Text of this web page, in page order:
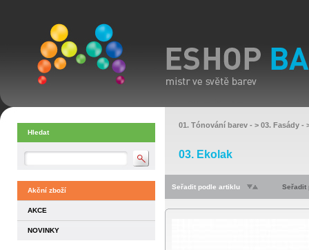
Hledat
Akční zboží
AKCE
NOVINKY
01. Tónování barev - > 03. Fasády -
03. Ekolak
Seřadit podle artiklu Seřadit